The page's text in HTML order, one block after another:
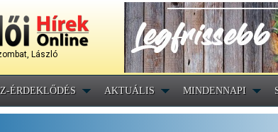
László
ÉRDEKLŐDÉS AKTUÁLIS MINDENNAPI